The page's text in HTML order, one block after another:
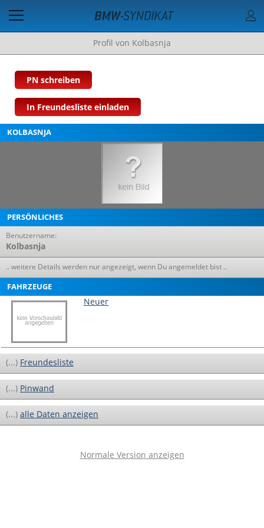
Profil von Kolbasnja
PN schreiben
In Freundesliste einladen
KOLBASNJA
PERSÖNLICHES
Benutzername:
Kolbasnja
.. weitere Details werden nur angezeigt, wenn Du angemeldet bist ..
FAHRZEUGE
Neuer
(...) Freundesliste
(...) Pinwand
(...) alle Daten anzeigen
Normale Version anzeigen